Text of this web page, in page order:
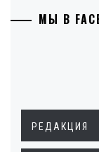
МЫ В
РЕДАКЦИЯ